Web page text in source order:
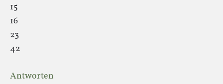
15
16
23
42
Antworten